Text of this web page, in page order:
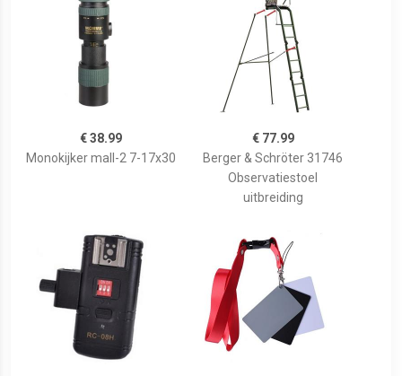
€ 38.99
Monokijker mall-2 7-17x30
€ 77.99
Berger & Schröter 31746
Observatiestoel
uitbreiding